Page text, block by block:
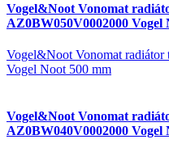
Vogel&Noot Vonomat
AZ0BW050V0002000 Vogel
Vogel&Noot Vonomat
Vogel Noot 500 mm
Vogel&Noot Vonomat
AZ0BW040V0002000 Vogel